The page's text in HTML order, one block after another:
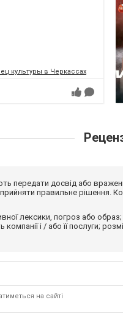
культуры в Черкассах
передати досвід або
правильне рішення.
лексики, погроз або
і / або її послуги;
на сайті